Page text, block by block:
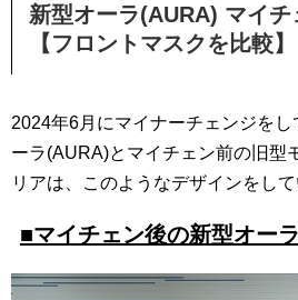
新型オーラ(AURA) マイ
【フロントマスクを比較】
2024年6月にマイナーチェンジを
ーラ(AURA)とマイチェン前の旧型
リアは、このようなデザインをして
■マイチェン後の新型オー